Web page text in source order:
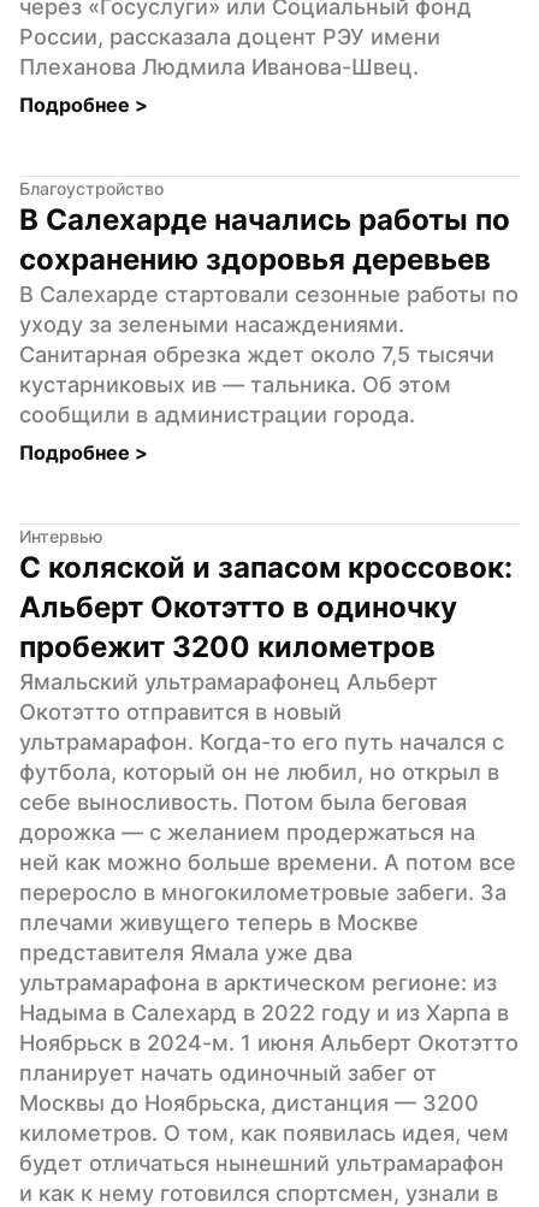
через «Госуслуги» или Социальный фонд
России, рассказала доцент РЭУ имени
Плеханова Людмила Иванова-Швец.
Подробнее >
Благоустройство
В Салехарде начались работы по
сохранению здоровья деревьев
В Салехарде стартовали сезонные работы по
уходу за зелеными насаждениями.
Санитарная обрезка ждет около 7,5 тысячи
кустарниковых ив — тальника. Об этом
сообщили в администрации города.
Подробнее >
Интервью
С коляской и запасом кроссовок:
Альберт Окотэтто в одиночку
пробежит 3200 километров
Ямальский ультрамарафонец Альберт
Окотэтто отправится в новый
ультрамарафон. Когда-то его путь начался с
футбола, который он не любил, но открыл в
себе выносливость. Потом была беговая
дорожка — с желанием продержаться на
ней как можно больше времени. А потом все
переросло в многокилометровые забеги. За
плечами живущего теперь в Москве
представителя Ямала уже два
ультрамарафона в арктическом регионе: из
Надыма в Салехард в 2022 году и из Харпа в
Ноябрьск в 2024-м. 1 июня Альберт Окотэтто
планирует начать одиночный забег от
Москвы до Ноябрьска, дистанция — 3200
километров. О том, как появилась идея, чем
будет отличаться нынешний ультрамарафон
и как к нему готовился спортсмен, узнали в